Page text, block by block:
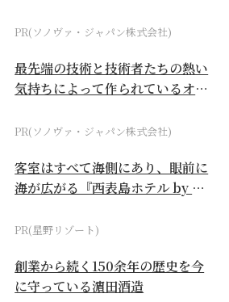
PR(ソノヴァ・ジャパン株式会社)
最先端の技術と技術者たちの熱い
気持ちによって作られているオー
PR(ソノヴァ・ジャパン株式会社)
客室はすべて海側にあり、眼前に
海が広がる『西表島ホテル by 星
PR(星野リゾート)
創業から続く150余年の歴史を今
に守っている濵田酒造